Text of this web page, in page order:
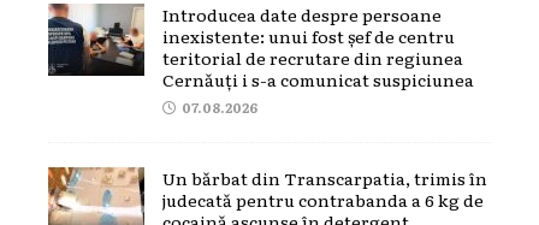
Introducea date despre persoane
inexistente: unui fost șef de centru
teritorial de recrutare din regiunea
Cernăuți i s-a comunicat suspiciunea
07.08.2026
Un bărbat din Transcarpatia, trimis în
judecată pentru contrabanda a 6 kg de